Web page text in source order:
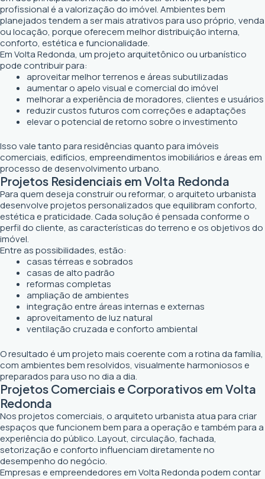
profissional é a valorização do imóvel. Ambientes bem
planejados tendem a ser mais atrativos para uso próprio, venda
ou locação, porque oferecem melhor distribuição interna,
conforto, estética e funcionalidade.
Em Volta Redonda, um projeto arquitetônico ou urbanístico
pode contribuir para:
aproveitar melhor terrenos e áreas subutilizadas
aumentar o apelo visual e comercial do imóvel
melhorar a experiência de moradores, clientes e usuários
reduzir custos futuros com correções e adaptações
elevar o potencial de retorno sobre o investimento
Isso vale tanto para residências quanto para imóveis
comerciais, edifícios, empreendimentos imobiliários e áreas em
processo de desenvolvimento urbano.
Projetos Residenciais em Volta Redonda
Para quem deseja construir ou reformar, o arquiteto urbanista
desenvolve projetos personalizados que equilibram conforto,
estética e praticidade. Cada solução é pensada conforme o
perfil do cliente, as características do terreno e os objetivos do
imóvel.
Entre as possibilidades, estão:
casas térreas e sobrados
casas de alto padrão
reformas completas
ampliação de ambientes
integração entre áreas internas e externas
aproveitamento de luz natural
ventilação cruzada e conforto ambiental
O resultado é um projeto mais coerente com a rotina da família,
com ambientes bem resolvidos, visualmente harmoniosos e
preparados para uso no dia a dia.
Projetos Comerciais e Corporativos em Volta
Redonda
Nos projetos comerciais, o arquiteto urbanista atua para criar
espaços que funcionem bem para a operação e também para a
experiência do público. Layout, circulação, fachada,
setorização e conforto influenciam diretamente no
desempenho do negócio.
Empresas e empreendedores em Volta Redonda podem contar